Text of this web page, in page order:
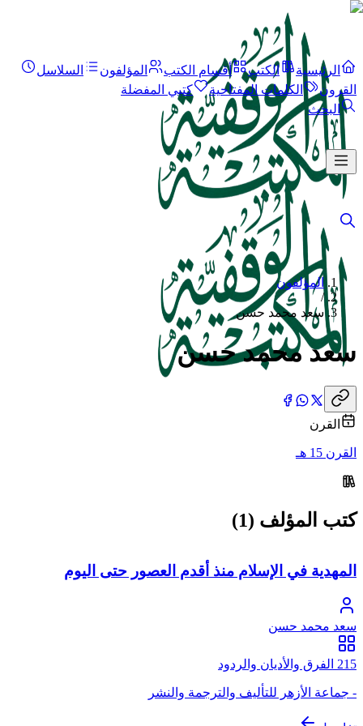
الرئيسية الكتب أقسام الكتب المؤلفون
السلاسل
القرون
الكلمات المفتاحية
كتبي المفضلة
البحث
المؤلفون
/
سعد محمد حسن
سعد محمد حسن
القرن
القرن 15 هـ
كتب المؤلف (1)
المهدية في الإسلام منذ أقدم العصور حتى اليوم
سعد محمد حسن
215 الفرق والأديان والردود
- جماعة الأزهر للتأليف والترجمة والنشر